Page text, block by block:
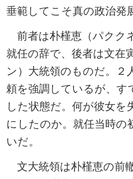
垂範してこそ真の政治発
前者は朴槿恵（パクク
就任の辞で、後者は文在
ン）大統領のものだ。２
頼を強調しているが、す
した状態だ。何が彼女を
にしたのか。就任当時の
いだ。
文大統領は朴槿恵の前